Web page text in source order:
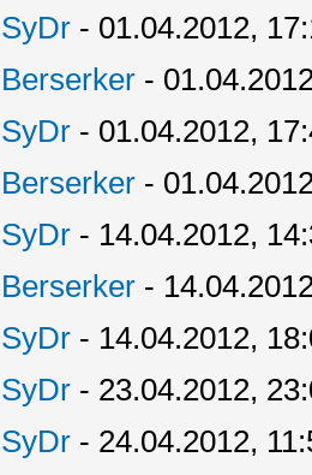
SyDr - 01.04.2012,
Berserker -
SyDr - 01.04.2012,
Berserker -
SyDr - 14.04.2012,
Berserker -
SyDr - 14.04.2012,
SyDr - 23.04.2012,
SyDr - 24.04.2012,